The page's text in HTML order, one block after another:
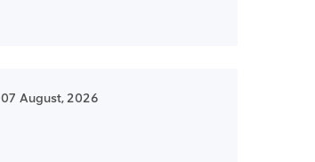
07 August, 2026